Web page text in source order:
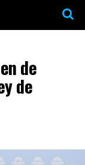
de
de